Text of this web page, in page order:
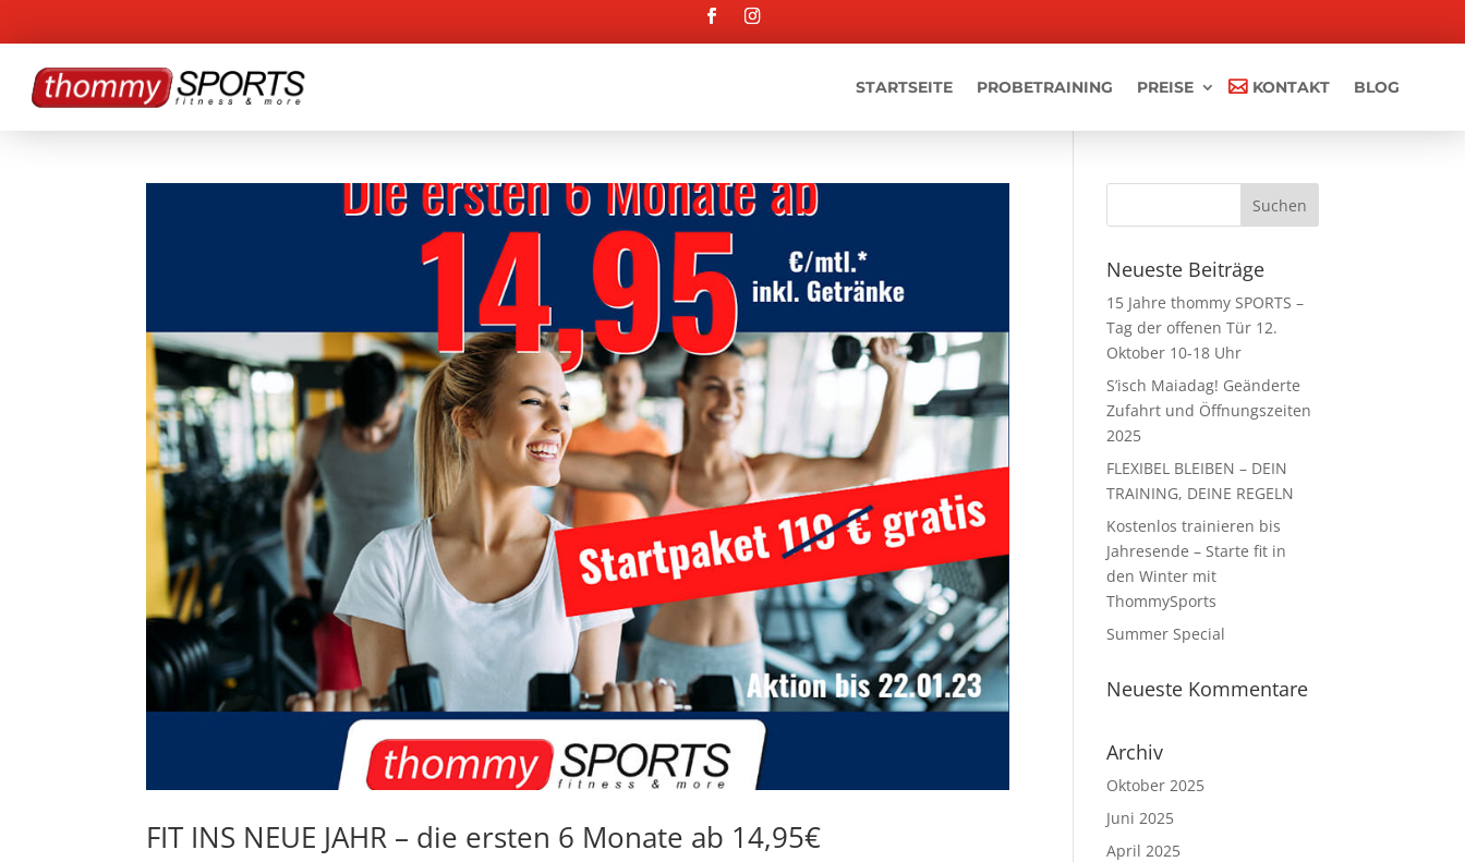
STARTSEITE PROBETRAINING PREISE KONTAKT BLOG
FIT INS NEUE JAHR – die ersten 6 Monate ab 14,95€
Neueste Beiträge
15 Jahre thommy SPORTS –
Tag der offenen Tür 12.
Oktober 10-18 Uhr
S’isch Maiadag! Geänderte
Zufahrt und Öffnungszeiten
2025
FLEXIBEL BLEIBEN – DEIN
TRAINING, DEINE REGELN
Kostenlos trainieren bis
Jahresende – Starte fit in
den Winter mit
ThommySports
Summer Special
Neueste Kommentare
Archiv
Oktober 2025
Juni 2025
April 2025